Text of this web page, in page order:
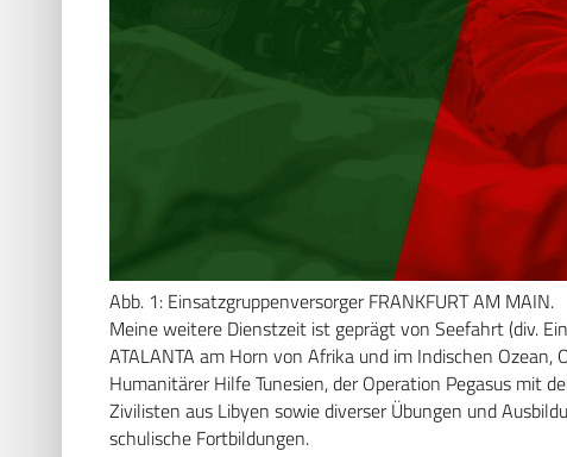
Abb. 1: Einsatzgruppenversorger FRANKFURT AM MAIN.
Meine weitere Dienstzeit ist geprägt von Seefahrt (div.
ATALANTA am Horn von Afrika und im Indischen
Humanitärer Hilfe Tunesien, der Operation Pegasus mit
Zivilisten aus Libyen sowie diverser Übungen und
schulische Fortbildungen.